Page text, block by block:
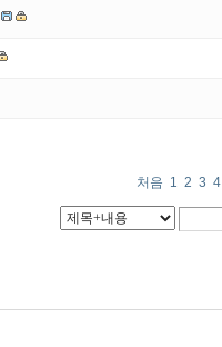
처음 1 2 3 4